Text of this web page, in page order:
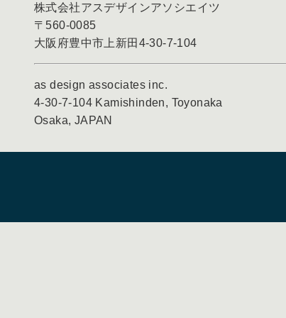
株式会社アスデザインアソシエイツ
〒560-0085
大阪府豊中市上新田4-30-7-104
as design associates inc.
4-30-7-104 Kamishinden, Toyonaka
Osaka, JAPAN